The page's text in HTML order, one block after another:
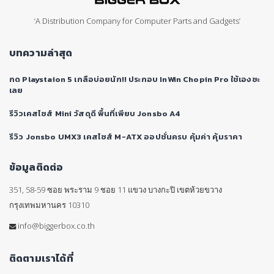
‘A Distribution Company for Computer Parts and Gadgets’
บทความล่าสุด
กด Playstaion 5 เกลือบ่อยนัก!! ประกอบ InWin Chopin Pro ใช้เองซะ
เลย
รีวิวเคสไซส์ Mini วัสดุดี พื้นที่เพียบ Jonsbo A4
รีวิว Jonsbo UMX3 เคสไซส์ M-ATX ออปชั่นครบ คุ้มค่า คุ้มราคา
ข้อมูลติดต่อ
351, 58-59 ซอย พระราม 9 ชอย 11 แขวง บางกะปิ เขตห้วยขวาง
กรุงเทพมหานคร 10310
info@biggerbox.co.th
ติดตามเราได้ที่